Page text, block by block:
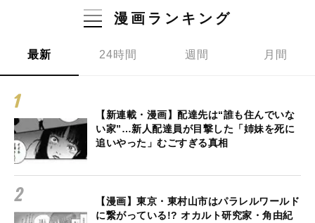
漫画ランキング
最新 24時間 週間 月間
【新連載・漫画】配達先は“誰も住んでいな
い家”…新人配達員が目撃した「姉妹を死に
追いやった」むごすぎる真相
【漫画】東京・東村山市はパラレルワールド
に繋がっている!? オカルト研究家・角由紀